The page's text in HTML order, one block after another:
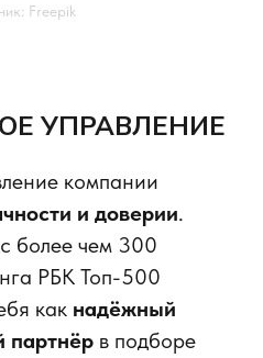
Freepik
УПРАВЛЕНИЕ
компании
и доверии.
более чем 300
РБК Топ-500
как надёжный
партнёр в подборе